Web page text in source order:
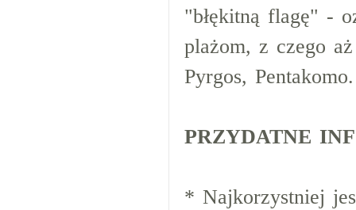
"błękitną flagę" -
plażom, z czego
Pyrgos, Pentakomo.
PRZYDATNE
* Najkorzystniej